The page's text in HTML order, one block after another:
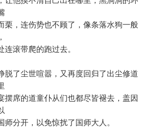
栗，连伤势也不顾了，像条落水狗一般
滚带爬的跑过去。
了尘世喧嚣，又再度回归了出尘修道
摆席的道童仆从们也都尽皆褪去，盖因
师分开，以免惊扰了国师大人。